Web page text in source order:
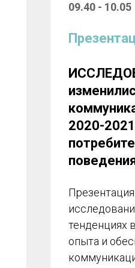
09.40 - 10.05
2020-
тенденциях
опыта и